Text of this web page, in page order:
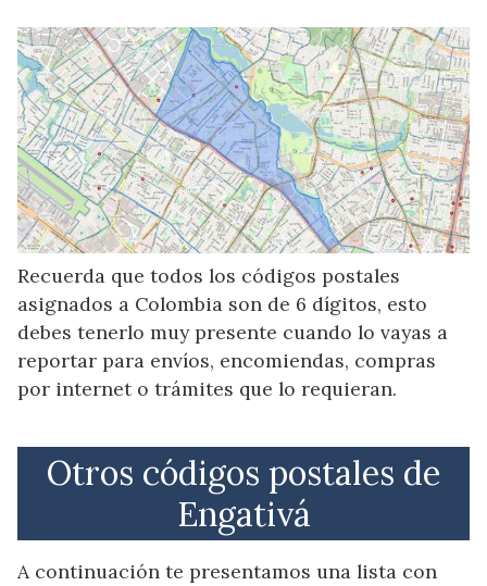
Recuerda que todos los códigos postales
asignados a Colombia son de 6 dígitos, esto
debes tenerlo muy presente cuando lo vayas a
reportar para envíos, encomiendas, compras
por internet o trámites que lo requieran.
Otros códigos postales de
Engativá
A continuación te presentamos una lista con